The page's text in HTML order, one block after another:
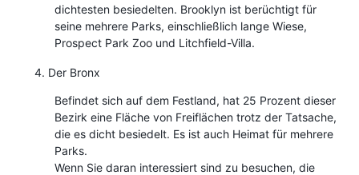
dichtesten besiedelten. Brooklyn ist berüchtigt für
seine mehrere Parks, einschließlich lange Wiese,
Prospect Park Zoo und Litchfield-Villa.
Der Bronx
Befindet sich auf dem Festland, hat 25 Prozent dieser
Bezirk eine Fläche von Freiflächen trotz der Tatsache,
die es dicht besiedelt. Es ist auch Heimat für mehrere
Parks.
Wenn Sie daran interessiert sind zu besuchen, die